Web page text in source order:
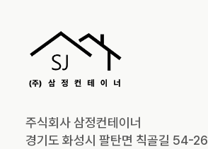
주식회사 삼정컨테이너
경기도 화성시 팔탄면 칙골길 54-26